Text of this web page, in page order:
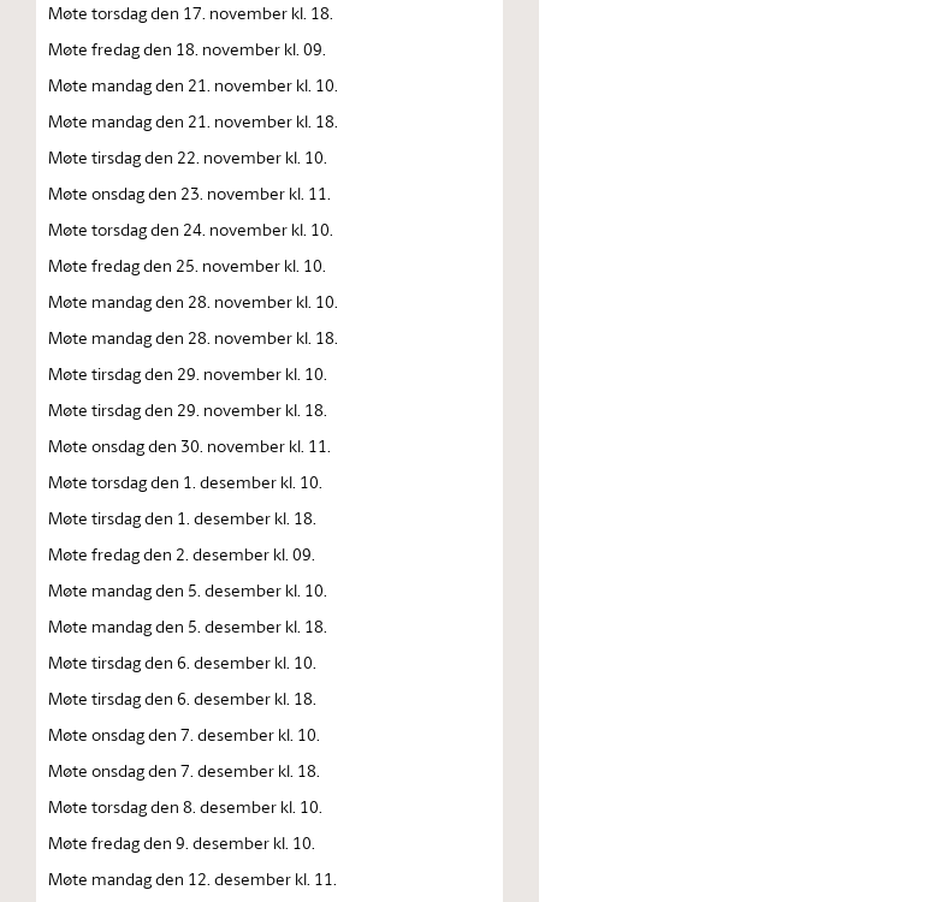
Møte torsdag den 17. november kl. 18.
Møte fredag den 18. november kl. 09.
Møte mandag den 21. november kl. 10.
Møte mandag den 21. november kl. 18.
Møte tirsdag den 22. november kl. 10.
Møte onsdag den 23. november kl. 11.
Møte torsdag den 24. november kl. 10.
Møte fredag den 25. november kl. 10.
Møte mandag den 28. november kl. 10.
Møte mandag den 28. november kl. 18.
Møte tirsdag den 29. november kl. 10.
Møte tirsdag den 29. november kl. 18.
Møte onsdag den 30. november kl. 11.
Møte torsdag den 1. desember kl. 10.
Møte tirsdag den 1. desember kl. 18.
Møte fredag den 2. desember kl. 09.
Møte mandag den 5. desember kl. 10.
Møte mandag den 5. desember kl. 18.
Møte tirsdag den 6. desember kl. 10.
Møte tirsdag den 6. desember kl. 18.
Møte onsdag den 7. desember kl. 10.
Møte onsdag den 7. desember kl. 18.
Møte torsdag den 8. desember kl. 10.
Møte fredag den 9. desember kl. 10.
Møte mandag den 12. desember kl. 11.